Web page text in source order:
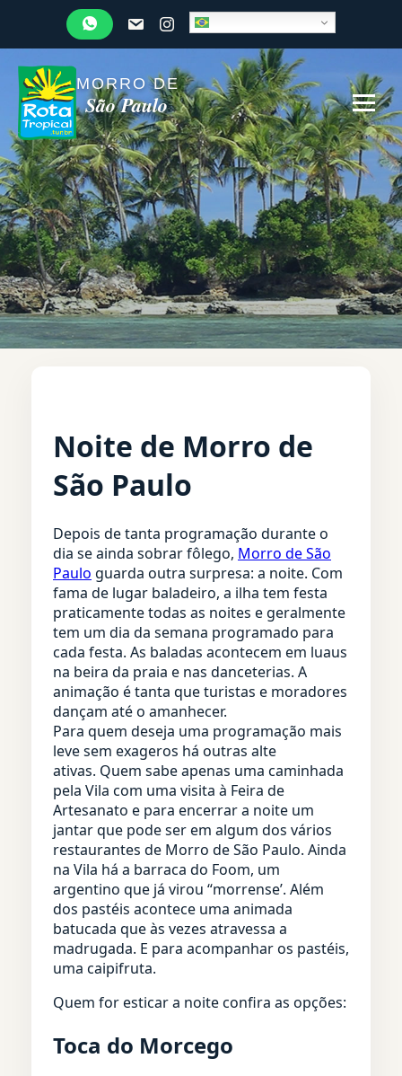
MORRO DE
São Paulo
Noite de Morro de
São Paulo
Depois de tanta programação durante o
dia se ainda sobrar fôlego, Morro de São
Paulo guarda outra surpresa: a noite. Com
fama de lugar baladeiro, a ilha tem festa
praticamente todas as noites e geralmente
tem um dia da semana programado para
cada festa. As baladas acontecem em luaus
na beira da praia e nas danceterias. A
animação é tanta que turistas e moradores
dançam até o amanhecer.
Para quem deseja uma programação mais
leve sem exageros há outras alte
ativas. Quem sabe apenas uma caminhada
pela Vila com uma visita à Feira de
Artesanato e para encerrar a noite um
jantar que pode ser em algum dos vários
restaurantes de Morro de São Paulo. Ainda
na Vila há a barraca do Foom, um
argentino que já virou “morrense’. Além
dos pastéis acontece uma animada
batucada que às vezes atravessa a
madrugada. E para acompanhar os pastéis,
uma caipifruta.
Quem for esticar a noite confira as opções:
Toca do Morcego